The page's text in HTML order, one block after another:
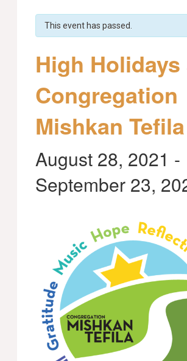
This event has passed.
High Holidays
Congregation
Mishkan Tefila
August 28, 2021 -
September 23,